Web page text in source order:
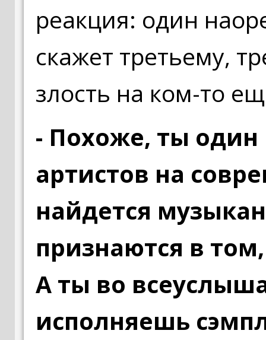
реакция: один
скажет третьему,
злость на ком-то
- Похоже, ты один
артистов на
найдется
признаются в
А ты во
исполняешь